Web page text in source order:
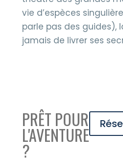
vie d’espèces
parle pas des guides),
jamais de livrer ses
PRÊT POUR
L'AVENTURE
?